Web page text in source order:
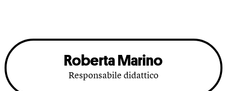
Roberta Marino
Responsabile didattico